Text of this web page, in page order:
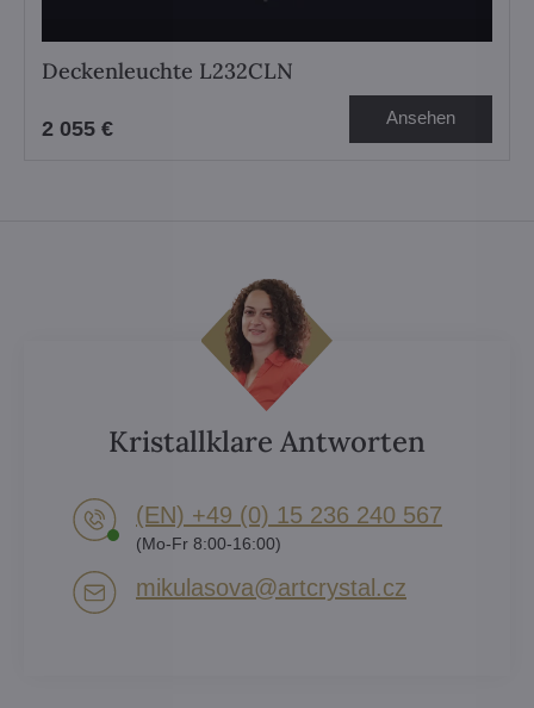
Deckenleuchte L232CLN
2 055 € Ansehen
Kristallklare Antworten
(EN) +49 (0) 15 236 240 567
(Mo-Fr 8:00-16:00)
mikulasova​@artcrystal​.cz